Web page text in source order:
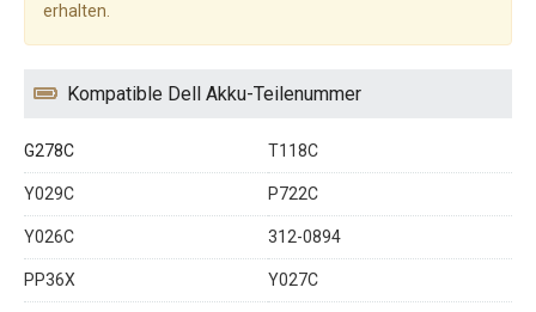
erhalten.
Kompatible Dell Akku-Teilenummer
G278C T118C
Y029C P722C
Y026C 312-0894
PP36X Y027C